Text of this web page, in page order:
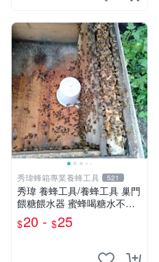
秀瑋蜂箱專業養蜂工具 521
秀瑋 養蜂工具/養蜂工具 巢門
餵糖餵水器 蜜蜂喝糖水不會
淹死
$20 - $25